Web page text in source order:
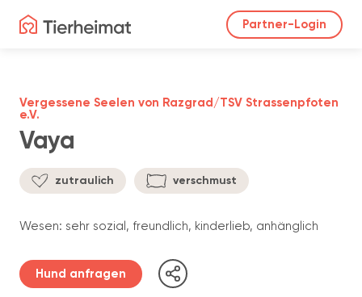
Partner-Login
Vaya
Vergessene Seelen von Razgrad/TSV Strassenpfoten
e.V.
zutraulich verschmust
Wesen: sehr sozial, freundlich, kinderlieb, anhänglich
Hund anfragen